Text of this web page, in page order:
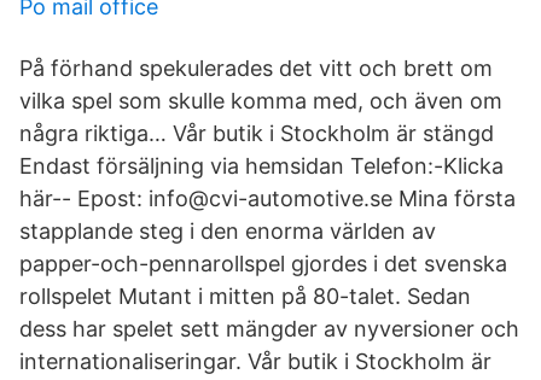
Po mail office
På förhand spekulerades det vitt och brett om
vilka spel som skulle komma med, och även om
några riktiga… Vår butik i Stockholm är stängd
Endast försäljning via hemsidan Telefon:-Klicka
här-- Epost: info@cvi-automotive.se Mina första
stapplande steg i den enorma världen av
papper-och-pennarollspel gjordes i det svenska
rollspelet Mutant i mitten på 80-talet. Sedan
dess har spelet sett mängder av nyversioner och
internationaliseringar. Vår butik i Stockholm är